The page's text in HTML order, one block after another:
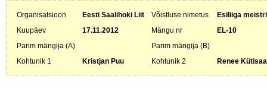
Organisatsioon Eesti Saalihoki Liit Võistluse nimetus
Esiliiga
Kuupäev
17.11.2012 Mängu nr
EL-10
Parim mängija (A)
Parim mängija (B)
Kohtunik 1
Kristjan Puu Kohtunik 2 Renee